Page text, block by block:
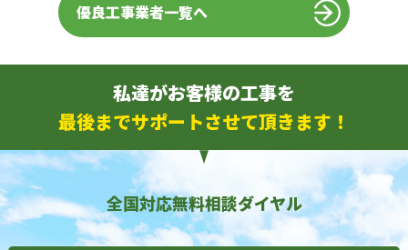
優良工事業者一覧へ
私達がお客様の工事を
最後までサポートさせて頂きます！
全国対応無料相談ダイヤル